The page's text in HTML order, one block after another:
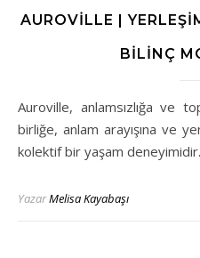
AUROVILLE |
BILINÇ
Auroville, anlamsızlığa ve toplumsal kopuşa karşı kurulan;
birliğe, anlam arayışına ve
kolektif bir yaşam deneyimidir.
YazarMelisa Kayabaşı